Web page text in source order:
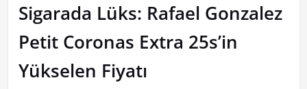
Sigarada Lüks: Rafael Gonzalez
Petit Coronas Extra 25s’in
Yükselen Fiyatı